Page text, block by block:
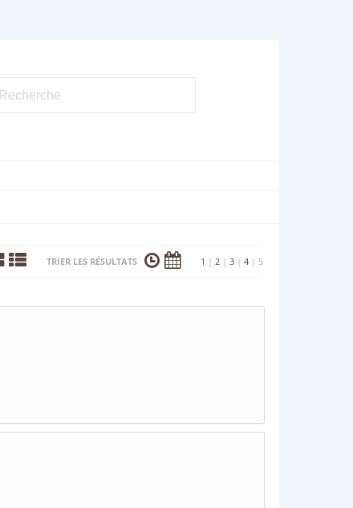
1 | 2 | 3 | 4 | 5
TRIER LES RÉSULTATS